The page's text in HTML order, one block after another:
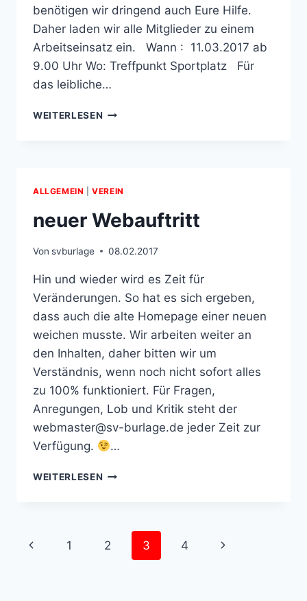
benötigen wir dringend auch Eure Hilfe.
Daher laden wir alle Mitglieder zu einem
Arbeitseinsatz ein. Wann : 11.03.2017 ab
9.00 Uhr Wo: Treffpunkt Sportplatz Für
das leibliche…
WEITERLESEN FRÜHJAHRSPUTZ
ALLGEMEIN |VEREIN
neuer Webauftritt
Von svburlage 08.02.2017
Hin und wieder wird es Zeit für
Veränderungen. So hat es sich ergeben,
dass auch die alte Homepage einer neuen
weichen musste. Wir arbeiten weiter an
den Inhalten, daher bitten wir um
Verständnis, wenn noch nicht sofort alles
zu 100% funktioniert. Für Fragen,
Anregungen, Lob und Kritik steht der
webmaster@sv-burlage.de jeder Zeit zur
Verfügung.
…
WEITERLESEN NEUER
Seitennavigation
Vorherige
1 2 3 4
Nächste